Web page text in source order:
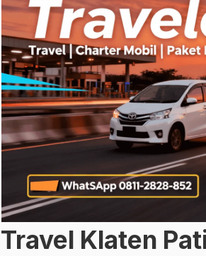
Travel Klaten